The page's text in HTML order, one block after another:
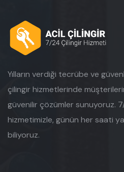
Yılların verdiği tecrübe ve
çilingir hizmetlerinde
güvenilir çözümler sunuyoruz.
hizmetimizle, günün her saati
biliyoruz.